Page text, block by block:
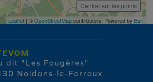
Centrer sur les points
Leaflet | ©OpenStreetMapcontributors, Powered by Esri
dit "Les Fougères"
Noidans-le-Ferroux